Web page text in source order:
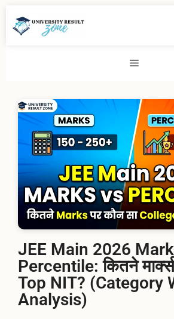
JEE Main 2026
Percentile: कितने मार्क्स
Top NIT? (Category
Analysis)